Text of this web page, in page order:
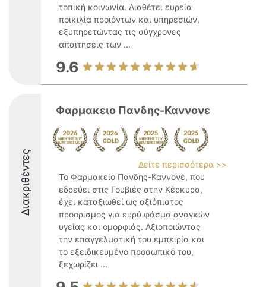
τοπική κοινωνία. Διαθέτει ευρεία
ποικιλία προϊόντων και υπηρεσιών,
εξυπηρετώντας τις σύγχρονες
απαιτήσεις των ...
9.6
Διακριθέντες
Φαρμακειο Πανδης-Καννονε
Δείτε περισσότερα >>
Το Φαρμακείο Πανδής-Καννονέ, που
εδρεύει στις Γουβιές στην Κέρκυρα,
έχει καταξιωθεί ως αξιόπιστος
προορισμός για ευρύ φάσμα αναγκών
υγείας και ομορφιάς. Αξιοποιώντας
την επαγγελματική του εμπειρία και
το εξειδικευμένο προσωπικό του,
ξεχωρίζει ...